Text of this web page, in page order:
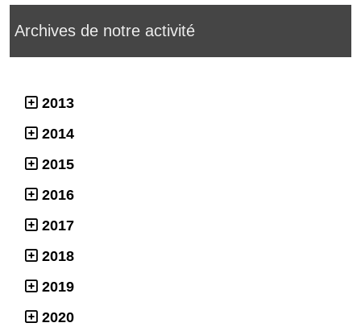
Archives de notre activité
2013
2014
2015
2016
2017
2018
2019
2020